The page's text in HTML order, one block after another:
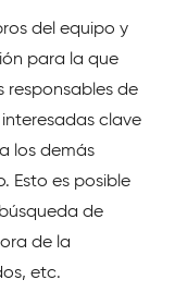
del equipo y
para la que
responsables de
clave
los demás
Esto es posible
de
de la
etc.